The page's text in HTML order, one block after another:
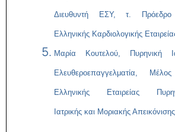
Διευθυντή ΕΣΥ, τ.
Ελληνικής Καρδιολογικής
Μαρία Κουτελού, Πυρηνική
Ελευθεροεπαγγελματία,
Ελληνικής Εταιρείας
Ιατρικής και Μοριακής